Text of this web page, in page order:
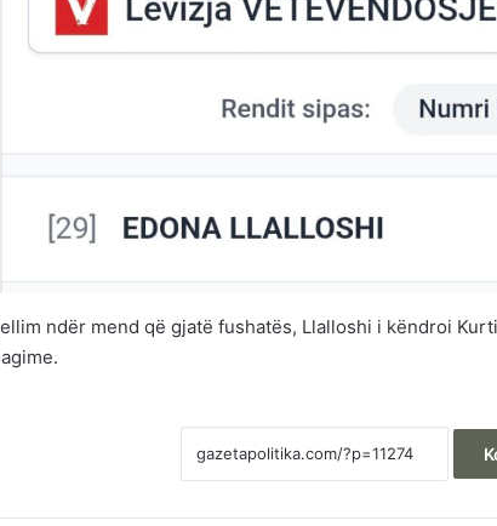
ndër mend që gjatë fushatës, Llalloshi i këndroi